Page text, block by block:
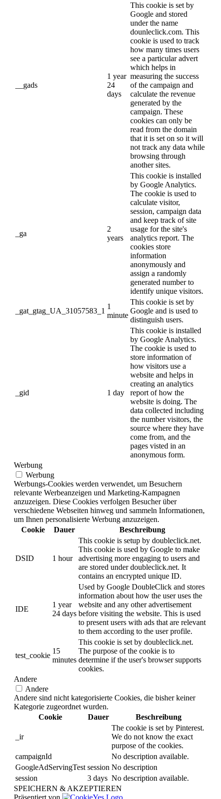
__gads
1 year
24
days
This cookie is set by
Google and stored
under the name
dounleclick.com. This
cookie is used to track
how many times users
see a particular advert
which helps in
measuring the success
of the campaign and
calculate the revenue
generated by the
campaign. These
cookies can only be
read from the domain
that it is set on so it will
not track any data while
browsing through
another sites.
_ga
2
years
This cookie is installed
by Google Analytics.
The cookie is used to
calculate visitor,
session, campaign data
and keep track of site
usage for the site's
analytics report. The
cookies store
information
anonymously and
assign a randomly
generated number to
identify unique visitors.
_gat_gtag_UA_31057583_1
1
minute
This cookie is set by
Google and is used to
distinguish users.
_gid 1 day
This cookie is installed
by Google Analytics.
The cookie is used to
store information of
how visitors use a
website and helps in
creating an analytics
report of how the
website is doing. The
data collected including
the number visitors, the
source where they have
come from, and the
pages visted in an
anonymous form.
Werbung
Werbung
Werbungs-Cookies werden verwendet, um Besuchern
relevante Werbeanzeigen und Marketing-Kampagnen
anzuzeigen. Diese Cookies verfolgen Besucher über
verschiedene Webseiten hinweg und sammeln Informationen,
um Ihnen personalisierte Werbung anzuzeigen.
Cookie
Dauer Beschreibung
DSID 1 hour
This cookie is setup by doubleclick.net.
This cookie is used by Google to make
advertising more engaging to users and
are stored under doubleclick.net. It
contains an encrypted unique ID.
IDE
1 year
24 days
Used by Google DoubleClick and stores
information about how the user uses the
website and any other advertisement
before visiting the website. This is used
to present users with ads that are relevant
to them according to the user profile.
test_cookie
15
minutes
This cookie is set by doubleclick.net.
The purpose of the cookie is to
determine if the user's browser supports
cookies.
Andere
Andere
Andere sind nicht kategorisierte Cookies, die bisher keiner
Kategorie zugeordnet wurden.
Cookie
Dauer Beschreibung
_ir
The cookie is set by Pinterest.
We do not know the exact
purpose of the cookies.
campaignId
No description available.
GoogleAdServingTest session No description
session
3 days No description available.
SPEICHERN & AKZEPTIEREN
Präsentiert von